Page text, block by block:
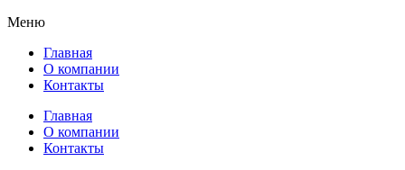
Меню
Главная
О компании
Контакты
Главная
О компании
Контакты